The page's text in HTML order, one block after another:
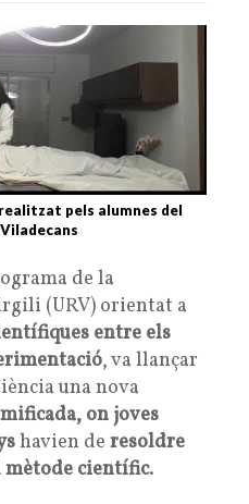
pels alumnes del
de la
(URV) orientat a
entre els
, va llançar
una nova
on joves
havien de resoldre
científic.